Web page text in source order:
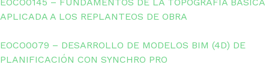
APLICADA A LOS REPLANTEOS DE OBRA
EOCO0079 – DESARROLLO DE MODELOS BIM (4D) DE
PLANIFICACIÓN CON SYNCHRO PRO